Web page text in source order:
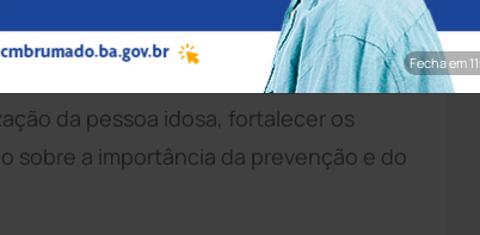
ações junto ao Lar dos Velhinhos,
da pessoa idosa, fortalecer os
sobre a importância da prevenção e do
Fecha em